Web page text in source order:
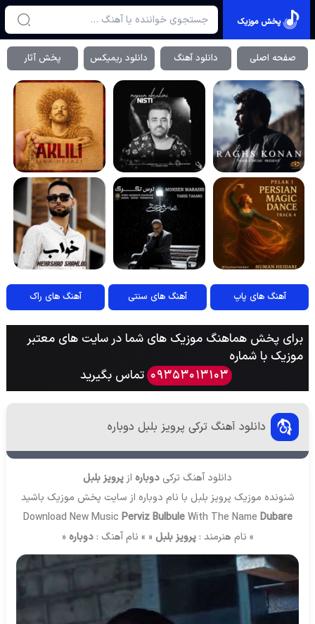
پخش موزیک
صفحه اصلی دانلود آهنگ دانلود ریمیکس پخش آثار
آهنگ های پاپ آهنگ های سنتی آهنگ های راک
برای پخش هماهنگ موزیک های شما در سایت های معتبر
موزیک با شماره
09353013103 تماس بگیرید
دانلود آهنگ ترکی پرویز بلبل دوباره
دانلود آهنگ ترکی دوباره ازپرویز بلبل
شنونده موزیک پرویز بلبل با نام دوباره از سایت پخش موزیک باشید
Download New Music Perviz BulbuleWith The Name Dubare
» نام هنرمند :پرویز بلبل « » نام آهنگ :دوباره «